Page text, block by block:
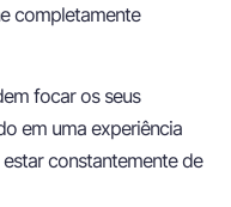
completamente
focar os seus
em uma experiência
constantemente de